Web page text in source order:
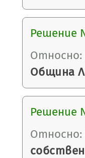
Решение
Относно:
Община
Решение
Относно: